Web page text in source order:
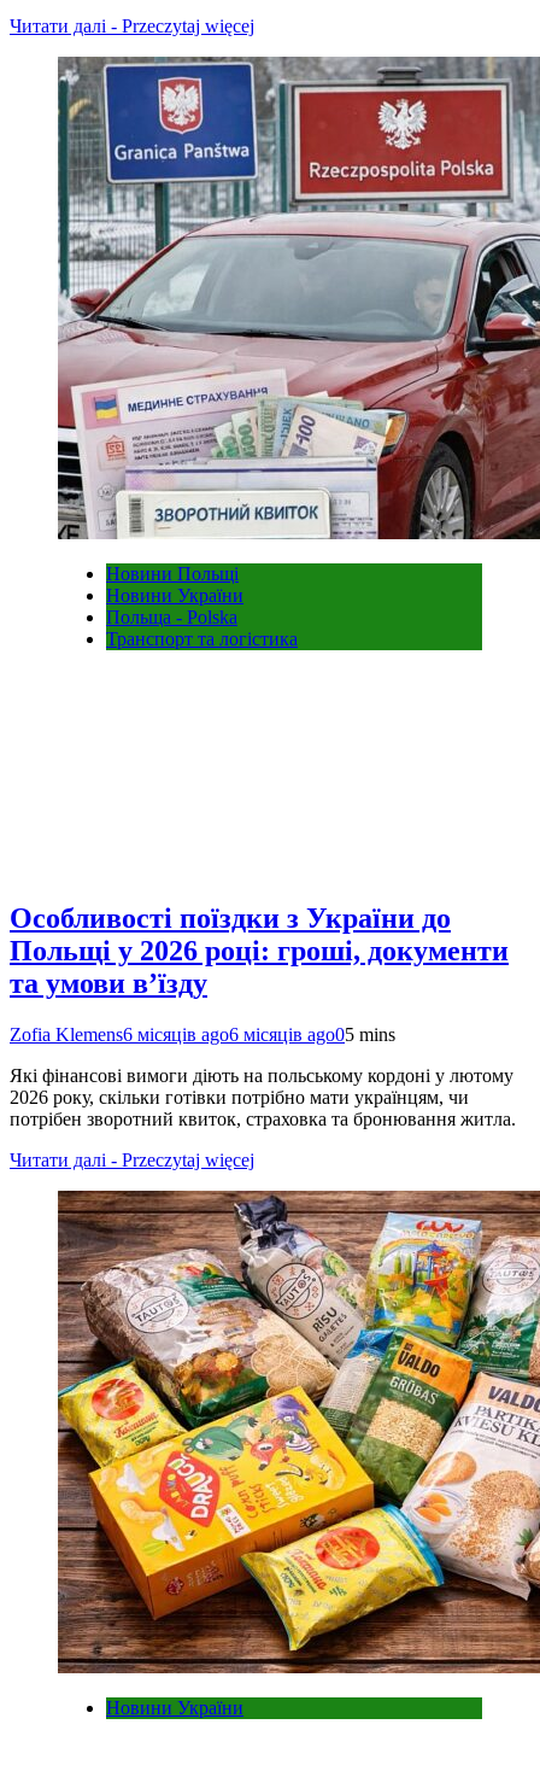
Читати далі - Przeczytaj więcej
Новини Польщі
Новини України
Польща - Polska
Транспорт та логістика
Особливості поїздки з України до
Польщі у 2026 році: гроші, документи
та умови в’їзду
Zofia Klemens6 місяців ago6 місяців ago05 mins
Які фінансові вимоги діють на польському кордоні у лютому
2026 року, скільки готівки потрібно мати українцям, чи
потрібен зворотний квиток, страховка та бронювання житла.
Читати далі - Przeczytaj więcej
Новини України